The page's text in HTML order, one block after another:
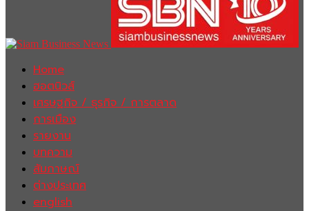
Home
ฮอตนิวส์
เศรษฐกิจ / ธุรกิจ / การตลาด
การเมือง
รายงาน
บทความ
สัมภาษณ์
ต่างประเทศ
english